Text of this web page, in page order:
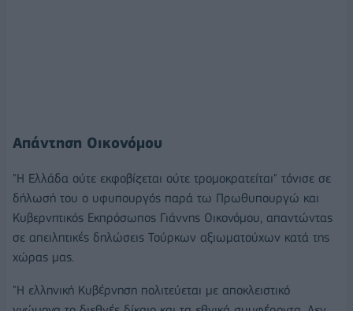
Απάντηση Οικονόμου
"Η Ελλάδα ούτε εκφοβίζεται ούτε τρομοκρατείται" τόνισε σε
δήλωσή του ο υφυπουργός παρά τω Πρωθυπουργώ και
Κυβερνητικός Εκπρόσωπος Γιάννης Οικονόμου, απαντώντας
σε απειλητικές δηλώσεις Τούρκων αξιωματούχων κατά της
χώρας μας.
"Η ελληνική Κυβέρνηση πολιτεύεται με αποκλειστικό